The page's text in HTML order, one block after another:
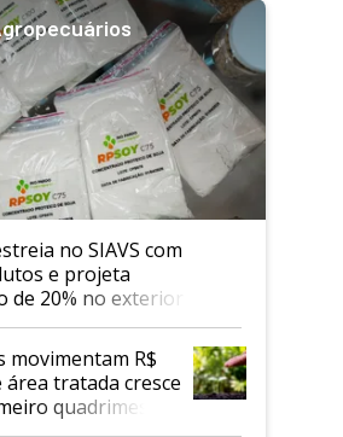
no SIAVS com
e projeta
de 20% no exterior
movimentam R$
área tratada cresce
quadrimestre